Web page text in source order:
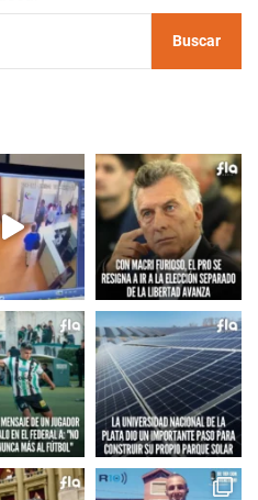
Buscar